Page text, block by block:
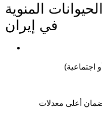
المنوية
في إيران
اجتماعية)
أعلى معدلات